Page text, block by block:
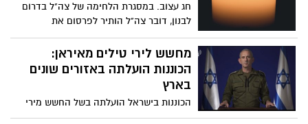
באוקטובר. בצה"ל צופים כי ארגון הטרור ינסה
להוציא פיגועים, ירי תלול מסלול לעוטף ואף
חג עצוב. במסגרת הלחימה של צה"ל בדרום
לבנון, דובר צה"ל הותיר לפרסום את
שמותיהם של 8 לוחמים. יהיה זכרם ברוך
מחשש לירי טילים מאיראן:
הכוננות הועלתה באזורים שונים
בארץ
הכוננות בישראל הועלתה בשל החשש מירי
מאיראן. דובר צה"ל עידכן בהתפתחות